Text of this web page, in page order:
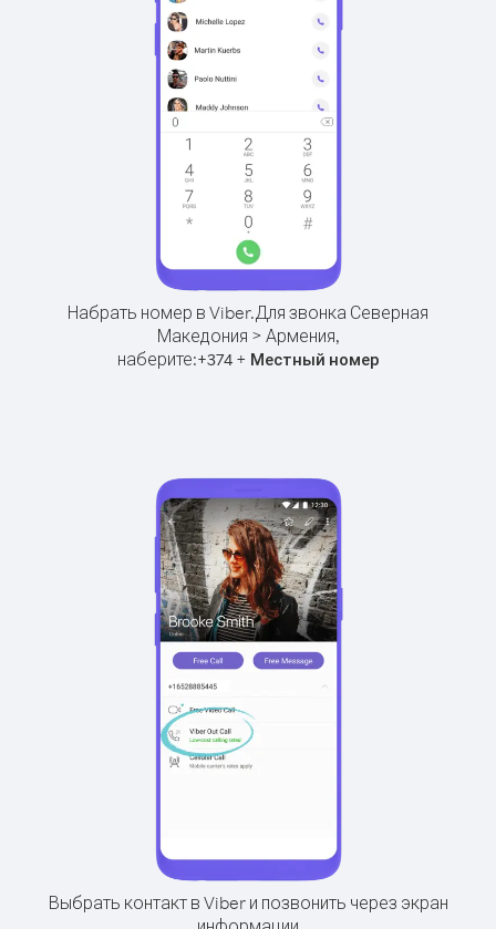
Набрать номер в Viber.Для звонка Северная
Македония > Армения,
наберите:+374+ Местный номер
Выбрать контакт в Viber и позвонить через экран